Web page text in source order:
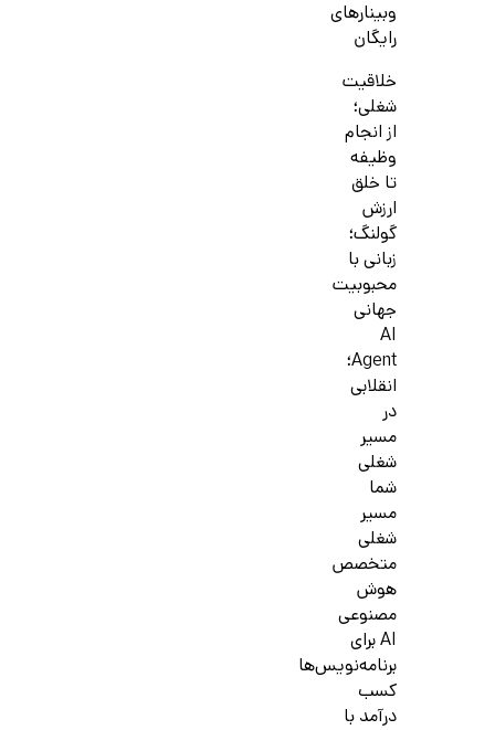
وبینارهای
رایگان
خلاقیت
شغلی؛
از انجام
وظیفه
تا خلق
ارزش
گولنگ؛
زبانی با
محبوبیت
جهانی
AI
Agent؛
انقلابی
در
مسیر
شغلی
شما
مسیر
شغلی
متخصص
هوش
مصنوعی
AI برای
برنامه‌نویس‌ها
کسب
درآمد با